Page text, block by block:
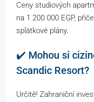
Ceny studiových
na 1 200 000 EGP,
splátkové plány.
✔️ Mohou si
Scandic Resort?
Určitě! Zahraniční